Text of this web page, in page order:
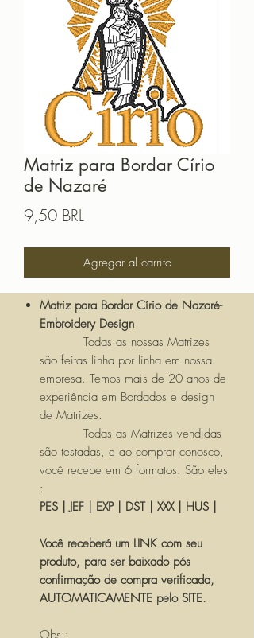
Matriz para Bordar Círio
de Nazaré
9,50 BRL
Agregar al carrito
Matriz para Bordar Círio de Nazaré-
Embroidery Design
Todas as nossas Matrizes
são feitas linha por linha em nossa
empresa. Temos mais de 20 anos de
experiência em Bordados e design
de Matrizes.
Todas as Matrizes vendidas
são testadas, e ao comprar conosco,
você recebe em 6 formatos. São eles
:
PES | JEF | EXP | DST | XXX | HUS |
Você receberá um LINK com seu
produto, para ser baixado pós
confirmação de compra verificada,
AUTOMATICAMENTE pelo SITE.